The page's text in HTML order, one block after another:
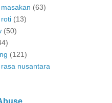
(63)
(13)
(50)
(121)
nusantara